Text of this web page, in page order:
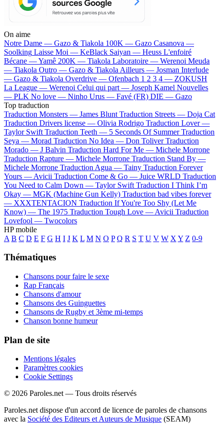
On aime
Notre Dame — Gazo & Tiakola 100K — Gazo Casanova —
Soolking Laisse Moi — KeBlack Saiyan — Heuss L'enfoiré
Bécane —Yamê 200K — Tiakola Laboratoire — Werenoi Meuda
— Tiakola Outro — Gazo & Tiakola Ailleurs — Josman Interlude
— Gazo & Tiakola Overdrive — Ofenbach 1 2 3 4 — ZOKUSH
La League — Werenoi Celui qui part — Joseph Kamel Nouvelles
— PLK No love — Ninho Urus — Favé (FR) DIE — Gazo
Top traduction
Traduction Monsters — James Blunt Traduction Streets — Doja Cat
Traduction Drivers license — Olivia Rodrigo Traduction Lover —
Taylor Swift Traduction Teeth — 5 Seconds Of Summer Traduction
Seya — Morad Traduction No Idea — Don Toliver Traduction
Morado — J Balvin Traduction Hard For Me — Michele Morrone
Traduction Rapture — Michele Morrone Traduction Stand By —
Michele Morrone Traduction Agua — Tainy Traduction Forever
Yours — Avicii Traduction Come & Go — Juice WRLD Traduction
You Need to Calm Down — Taylor Swift Traduction I Think I’m
Okay — MGK (Machine Gun Kelly) Traduction bad vibes forever
— XXXTENTACION Traduction If You're Too Shy (Let Me
Know) — The 1975 Traduction Tough Love — Avicii Traduction
Lovefool — Twocolors
HP mobile
A B C D E F G H I J K L M N O P Q R S T U V W X Y Z 0-9
Thématiques
Chansons pour faire le sexe
Rap Français
Chansons d'amour
Chansons des Guinguettes
Chansons de Rugby et 3ème mi-temps
Chanson bonne humeur
Plan de site
Mentions légales
Paramètres cookies
Cookie Settings
© 2026 Paroles.net — Tous droits réservés
Paroles.net dispose d'un accord de licence de paroles de chansons
avec la Société des Editeurs et Auteurs de Musique (SEAM)